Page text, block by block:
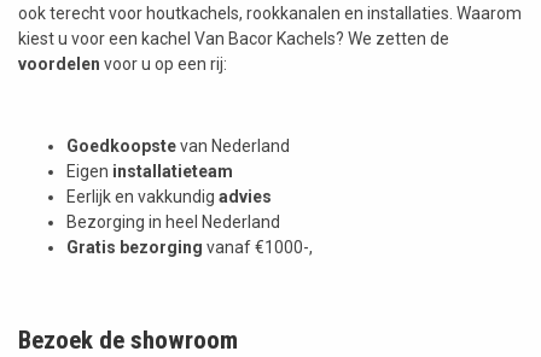
ook terecht voor houtkachels, rookkanalen en installaties. Waarom
kiest u voor een kachel Van Bacor Kachels? We zetten de
voordelen voor u op een rij:
Goedkoopstevan Nederland
Eigen installatieteam
Eerlijk en vakkundig advies
Bezorging in heel Nederland
Gratis bezorging vanaf €1000-,
Bezoek de showroom